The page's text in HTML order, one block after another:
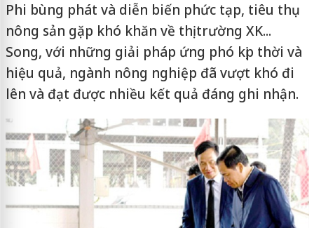
Phi bùng phát và diễn biến phức tạp, tiêu thụ
nông sản gặp khó khăn về thị trường XK...
Song, với những giải pháp ứng phó kịp thời và
hiệu quả, ngành nông nghiệp đã vượt khó đi
lên và đạt được nhiều kết quả đáng ghi nhận.